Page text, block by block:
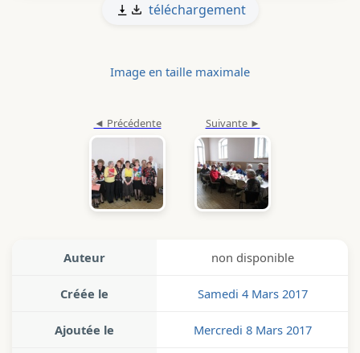
téléchargement
Image en taille maximale
Auteur non disponible
Créée le Samedi 4 Mars 2017
Ajoutée le Mercredi 8 Mars 2017